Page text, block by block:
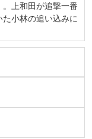
上和田が追撃一番
小林の追い込みに